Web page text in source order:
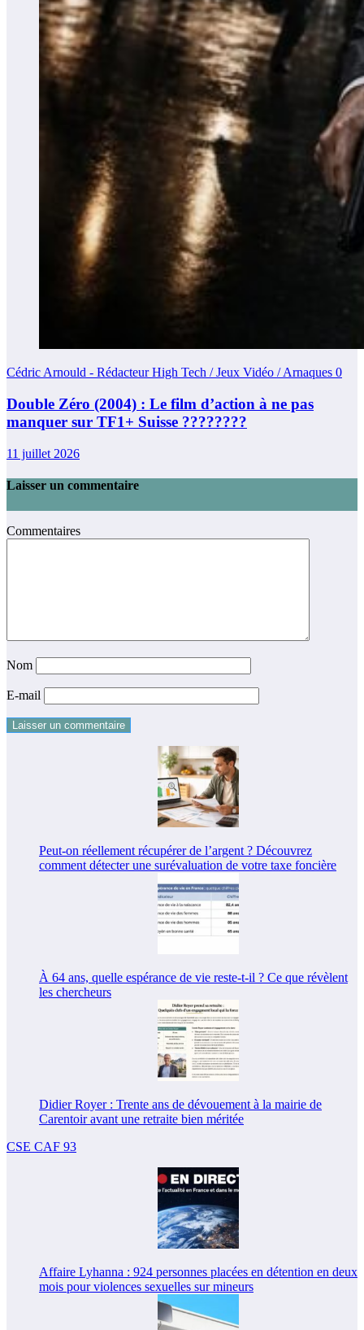
Cédric Arnould - Rédacteur High Tech / Jeux Vidéo / Arnaques 0
Double Zéro (2004) : Le film d’action à ne pas
manquer sur TF1+ Suisse ????????
11 juillet 2026
Laisser un commentaire
Commentaires
Nom
E-mail
Peut-on réellement récupérer de l’argent ? Découvrez
comment détecter une surévaluation de votre taxe foncière
À 64 ans, quelle espérance de vie reste-t-il ? Ce que révèlent
les chercheurs
Didier Royer : Trente ans de dévouement à la mairie de
Carentoir avant une retraite bien méritée
CSE CAF 93
Affaire Lyhanna : 924 personnes placées en détention en deux
mois pour violences sexuelles sur mineurs